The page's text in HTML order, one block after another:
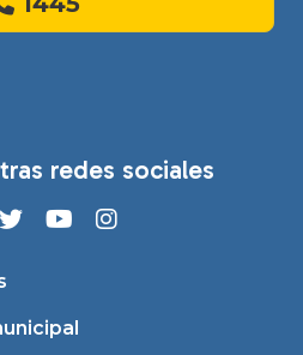
redes sociales